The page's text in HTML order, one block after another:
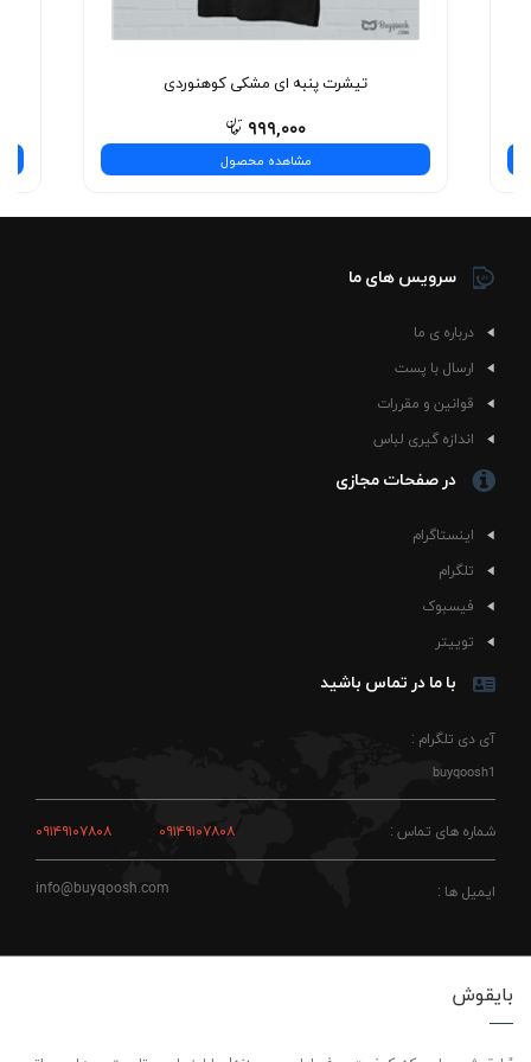
نیست—یه تجربه‌ی شیک و بی‌نظیره! همین حالا انتخاب
تیشرت پنبه ای مشکی کوهنوردی
۹۹۹,۰۰۰
مشاهده محصول
سرویس های ما
درباره ی ما
ارسال با پست
قوانین و مقررات
اندازه گیری لباس
در صفحات مجازی
اینستاگرام
تلگرام
فیسبوک
توییتر
با ما در تماس باشید
آی دی تلگرام :
buyqoosh1
شماره های تماس : ۰۹۱۴۹۱۰۷۸۰۸ ۰۹۱۴۹۱۰۷۸۰۸
ایمیل ها : info@buyqoosh.com
بایقوش